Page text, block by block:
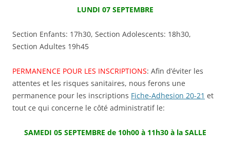
LUNDI 07 SEPTEMBRE
Section Enfants: 17h30, Section Adolescents: 18h30,
Section Adultes 19h45
PERMANENCE POUR LES INSCRIPTIONS: Afin d’éviter les
attentes et les risques sanitaires, nous ferons une
permanence pour les inscriptions Fiche-Adhesion 20-21 et
tout ce qui concerne le côté administratif le:
SAMEDI 05 SEPTEMBRE de 10h00 à 11h30 à la SALLE